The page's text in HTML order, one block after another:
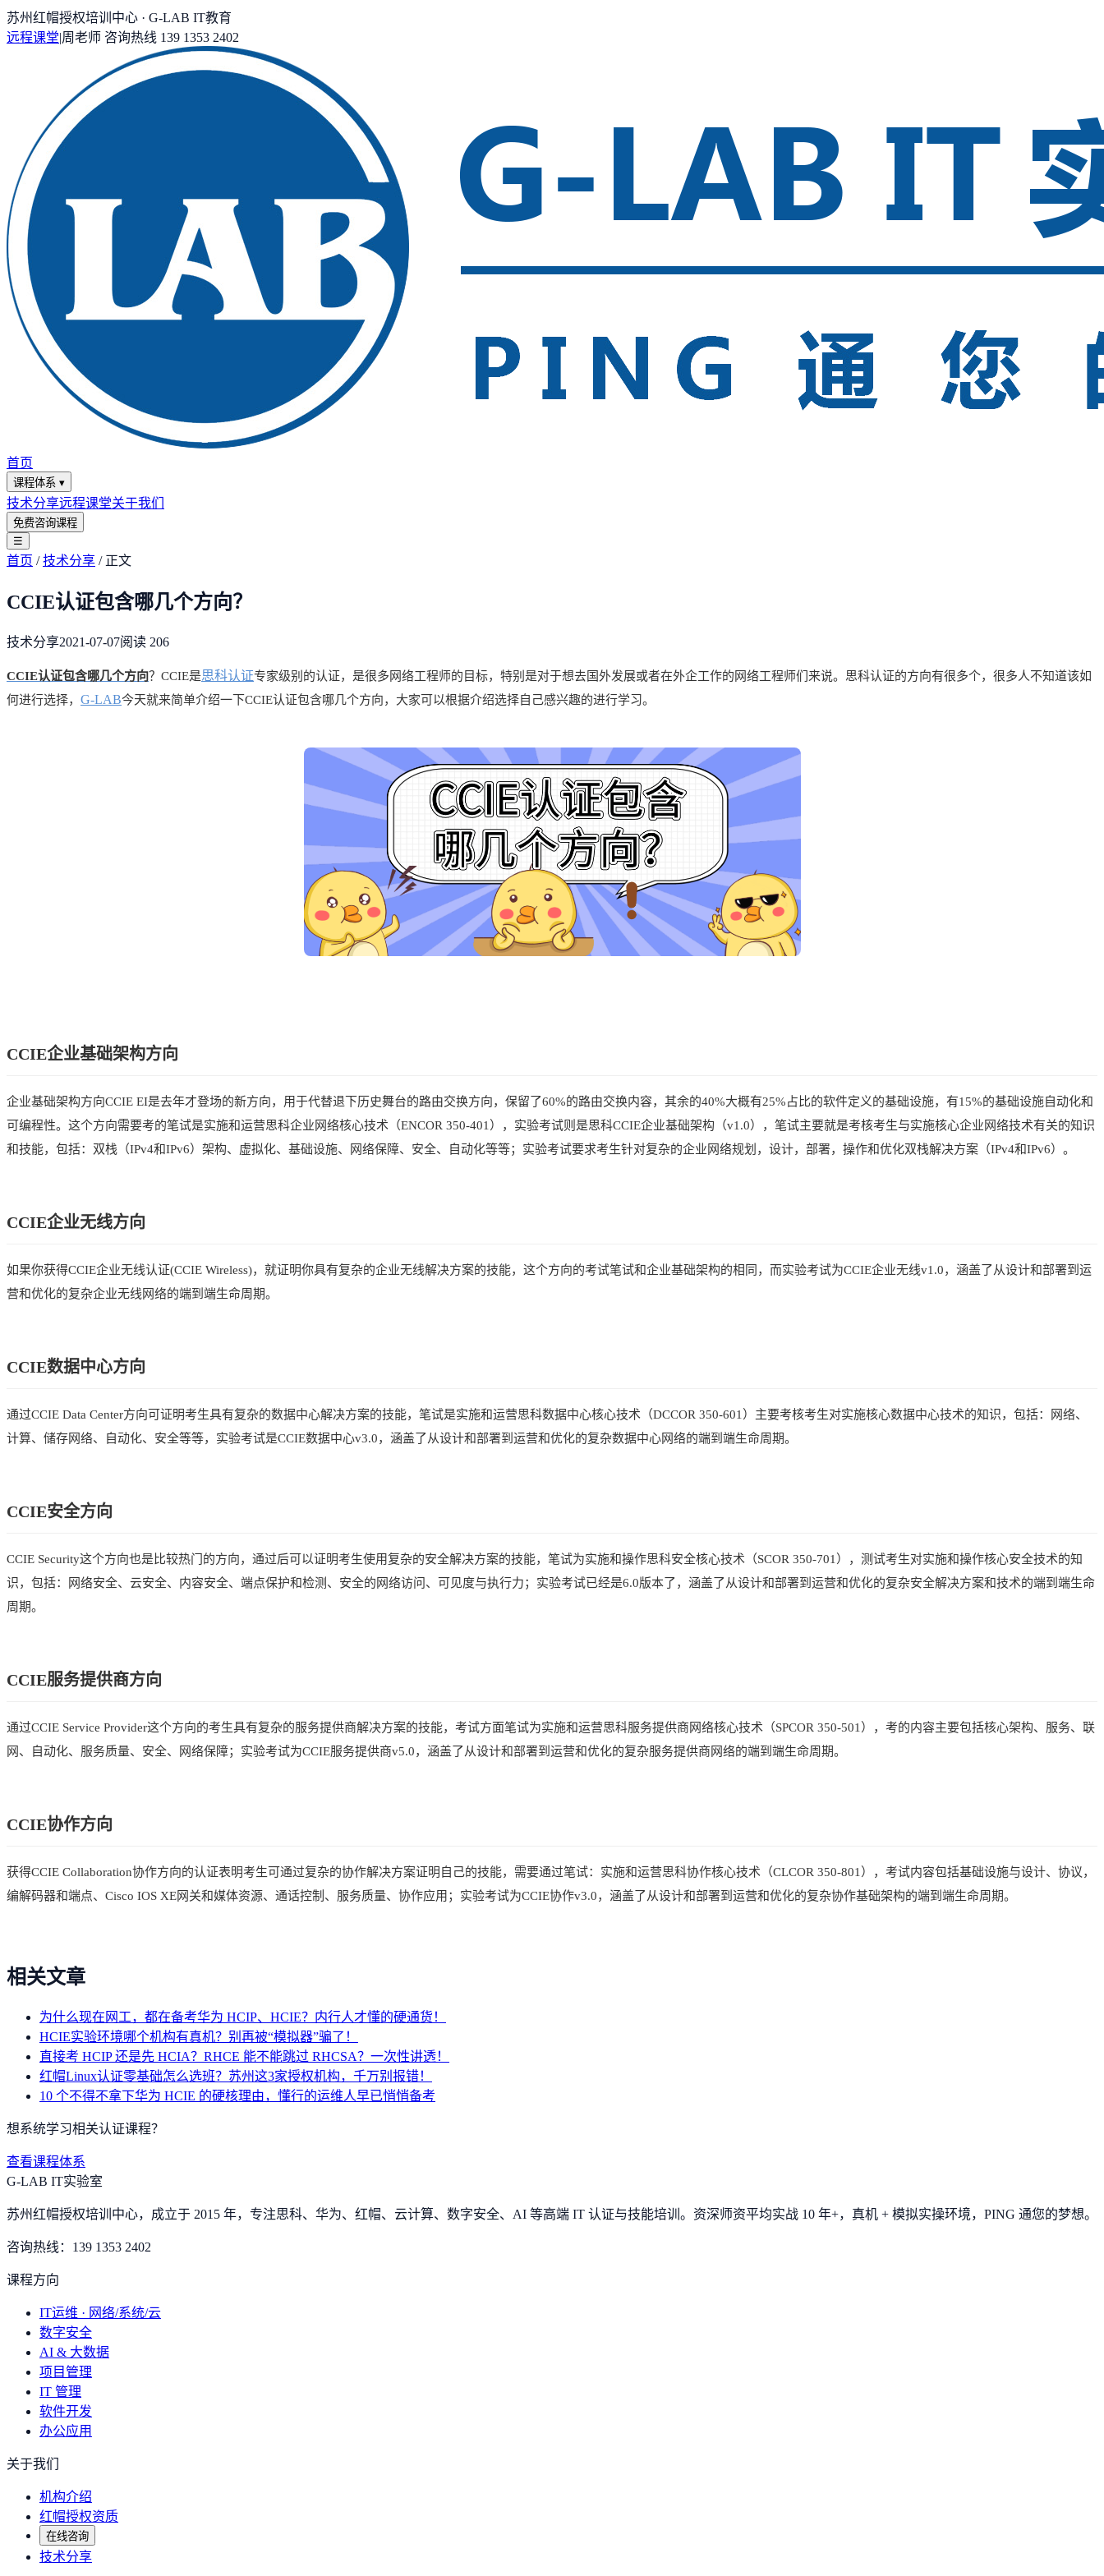
苏州红帽授权培训中心 · G-LAB IT教育
远程课堂|周老师 咨询热线 139 1353 2402
首页
课程体系 ▾
技术分享远程课堂关于我们
免费咨询课程
☰
首页 /技术分享 / 正文
CCIE认证包含哪几个方向？
技术分享2021-07-07阅读 206
CCIE认证包含哪几个方向？CCIE是思科认证专家级别的认证，是很多网络工程师的目标，特别是对于想去国外发展或者在外企工作的网络工程师们来说。思科认证的方向有很多个，很多人不知道该如
何进行选择， G-LAB今天就来简单介绍一下CCIE认证包含哪几个方向，大家可以根据介绍选择自己感兴趣的进行学习。
CCIE企业基础架构方向
企业基础架构方向CCIE EI是去年才登场的新方向，用于代替退下历史舞台的路由交换方向，保留了60%的路由交换内容，其余的40%大概有25%占比的软件定义的基础设施，有15%的基础设施自动化和
可编程性。这个方向需要考的笔试是实施和运营思科企业网络核心技术（ENCOR 350-401），实验考试则是思科CCIE企业基础架构（v1.0），笔试主要就是考核考生与实施核心企业网络技术有关的知识
和技能，包括：双栈（IPv4和IPv6）架构、虚拟化、基础设施、网络保障、安全、自动化等等；实验考试要求考生针对复杂的企业网络规划，设计，部署，操作和优化双栈解决方案（IPv4和IPv6）。
CCIE企业无线方向
如果你获得CCIE企业无线认证(CCIE Wireless)，就证明你具有复杂的企业无线解决方案的技能，这个方向的考试笔试和企业基础架构的相同，而实验考试为CCIE企业无线v1.0，涵盖了从设计和部署到运
营和优化的复杂企业无线网络的端到端生命周期。
CCIE数据中心方向
通过CCIE Data Center方向可证明考生具有复杂的数据中心解决方案的技能，笔试是实施和运营思科数据中心核心技术（DCCOR 350-601）主要考核考生对实施核心数据中心技术的知识，包括：网络、
计算、储存网络、自动化、安全等等，实验考试是CCIE数据中心v3.0，涵盖了从设计和部署到运营和优化的复杂数据中心网络的端到端生命周期。
CCIE安全方向
CCIE Security这个方向也是比较热门的方向，通过后可以证明考生使用复杂的安全解决方案的技能，笔试为实施和操作思科安全核心技术（SCOR 350-701），测试考生对实施和操作核心安全技术的知
识，包括：网络安全、云安全、内容安全、端点保护和检测、安全的网络访问、可见度与执行力；实验考试已经是6.0版本了，涵盖了从设计和部署到运营和优化的复杂安全解决方案和技术的端到端生命
周期。
CCIE服务提供商方向
通过CCIE Service Provider这个方向的考生具有复杂的服务提供商解决方案的技能，考试方面笔试为实施和运营思科服务提供商网络核心技术（SPCOR 350-501），考的内容主要包括核心架构、服务、联
网、自动化、服务质量、安全、网络保障；实验考试为CCIE服务提供商v5.0，涵盖了从设计和部署到运营和优化的复杂服务提供商网络的端到端生命周期。
CCIE协作方向
获得CCIE Collaboration协作方向的认证表明考生可通过复杂的协作解决方案证明自己的技能，需要通过笔试：实施和运营思科协作核心技术（CLCOR 350-801），考试内容包括基础设施与设计、协议，
编解码器和端点、Cisco IOS XE网关和媒体资源、通话控制、服务质量、协作应用；实验考试为CCIE协作v3.0，涵盖了从设计和部署到运营和优化的复杂协作基础架构的端到端生命周期。
相关文章
为什么现在网工，都在备考华为 HCIP、HCIE？内行人才懂的硬通货！
HCIE实验环境哪个机构有真机？别再被“模拟器”骗了！
直接考 HCIP 还是先 HCIA？RHCE 能不能跳过 RHCSA？一次性讲透！
红帽Linux认证零基础怎么选班？苏州这3家授权机构，千万别报错！
10 个不得不拿下华为 HCIE 的硬核理由，懂行的运维人早已悄悄备考
想系统学习相关认证课程？
查看课程体系
G-LAB IT实验室
苏州红帽授权培训中心，成立于 2015 年，专注思科、华为、红帽、云计算、数字安全、AI 等高端 IT 认证与技能培训。资深师资平均实战 10 年+，真机 + 模拟实操环境， PING 通您的梦想。
咨询热线： 139 1353 2402
课程方向
IT运维 · 网络/系统/云
数字安全
AI & 大数据
项目管理
IT 管理
软件开发
办公应用
关于我们
机构介绍
红帽授权资质
在线咨询
技术分享